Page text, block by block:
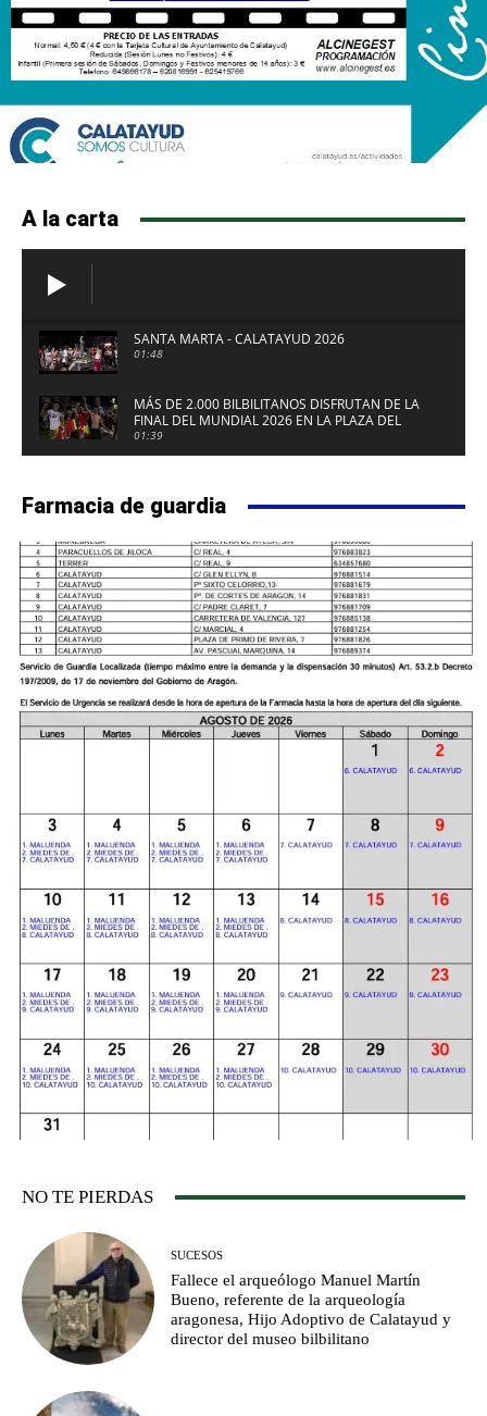
A la carta
SANTA MARTA - CALATAYUD 2026
01:48
MÁS DE 2.000 BILBILITANOS DISFRUTAN DE LA
FINAL DEL MUNDIAL 2026 EN LA PLAZA DEL
FUERTE DE CALATAYUD
01:39
Farmacia de guardia
NO TE PIERDAS
SUCESOS
Fallece el arqueólogo Manuel Martín
Bueno, referente de la arqueología
aragonesa, Hijo Adoptivo de Calatayud y
director del museo bilbilitano